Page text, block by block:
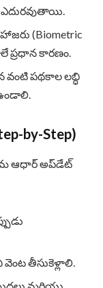
(Biometric
ప్రధాన కారణం.
వంటి పథకాల లబ్ధి
by-Step)
తమ ఆధార్ అప్‌డేట్
తీసుకెళ్లాలి.